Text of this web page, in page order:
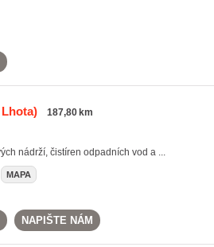
187,80 km
nádrží, čistíren odpadních vod a ...
MAPA
NAPIŠTE NÁM